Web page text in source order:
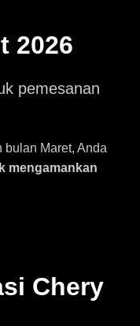
2026
pemesanan
Maret, Anda
mengamankan
Chery